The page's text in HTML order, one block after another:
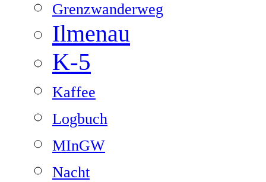
Grenzwanderweg
Ilmenau
K-5
Kaffee
Logbuch
MInGW
Nacht